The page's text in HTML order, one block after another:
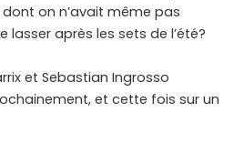
dont on n’avait même pas
lasser après les sets de l’été?
et Sebastian Ingrosso
et cette fois sur un